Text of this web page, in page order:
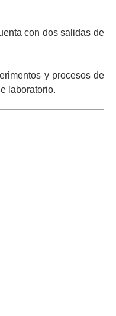
con dos salidas de
y procesos de
laboratorio.